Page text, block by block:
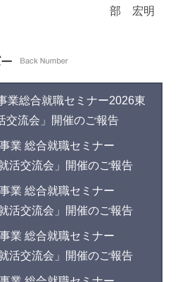
部 宏明
業総合就職セミナー2026東
交流会」開催のご報告
業 総合就職セミナー
活交流会」開催のご報告
業 総合就職セミナー
活交流会」開催のご報告
業 総合就職セミナー
活交流会」開催のご報告